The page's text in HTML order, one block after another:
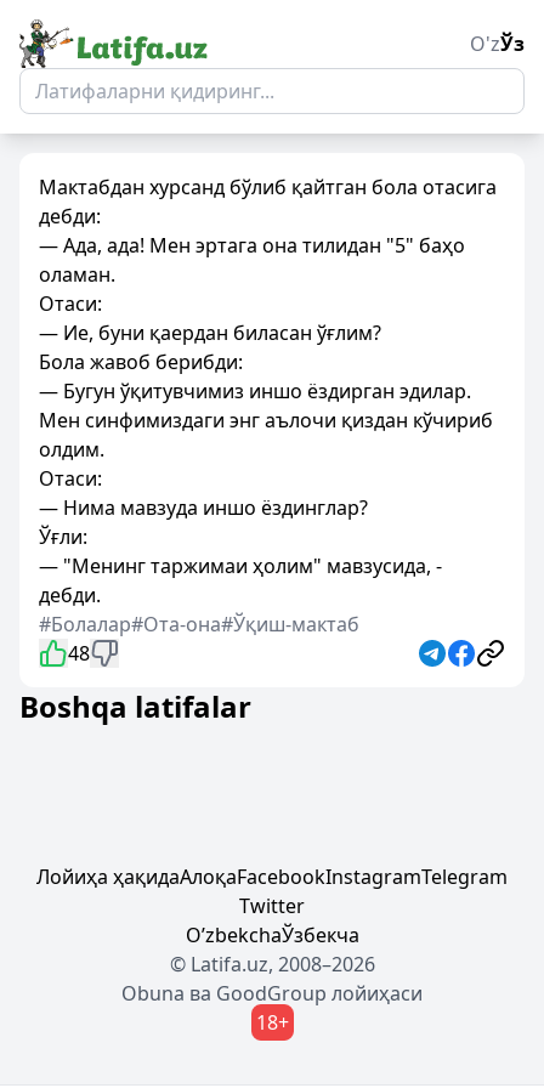
O'zЎз
Мактабдан хурсанд бўлиб қайтган бола отасига
дебди:
— Ада, ада! Мен эртага она тилидан "5" баҳо
оламан.
Отаси:
— Ие, буни қаердан биласан ўғлим?
Бола жавоб берибди:
— Бугун ўқитувчимиз иншо ёздирган эдилар.
Мен синфимиздаги энг аълочи қиздан кўчириб
олдим.
Отаси:
— Нима мавзуда иншо ёздинглар?
Ўғли:
— "Менинг таржимаи ҳолим" мавзусида, -
дебди.
#Болалар#Ота-она#Ўқиш-мактаб
48
Boshqa latifalar
Лойиҳа ҳақидаАлоқаFacebookInstagramTelegram
Twitter
OʼzbekchaЎзбекча
© Latifa.uz, 2008–2026
Obuna ва GoodGroup лойиҳаси
18+